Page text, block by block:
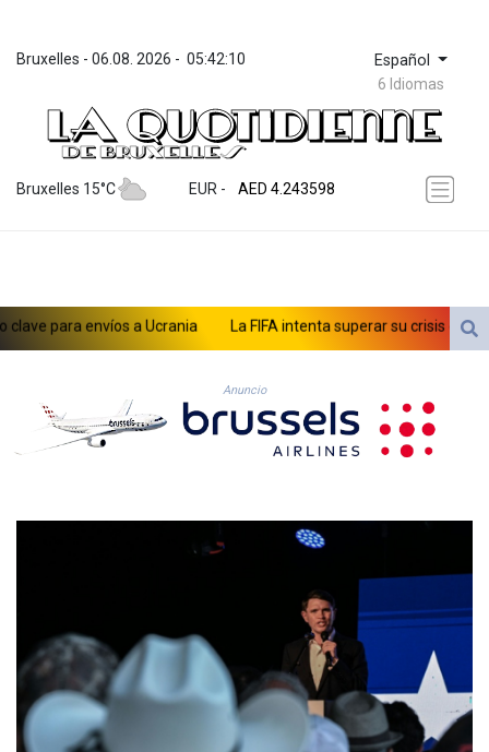
Bruxelles - 06.08. 2026 - 05:42:10 Español
6 Idiomas
Bruxelles 15°C EUR -
ZWL 372.073259
AED 4.243598
AFN 76.263586
ARS 1729.009179
AUD 1.63715
AZN 1.965146
BAM 1.957373
BBD 2.326069
BDT 142.954868
BMD 1.155508
BND 1.48089
BRL 5.938617
BSD 1.154928
BTN 109.794748
BWP 15.661517
BYN 3.415745
BYR 22647.966202
BZD 2.322716
para envíos a Ucrania La FIFA intenta superar su crisis con
Anuncio